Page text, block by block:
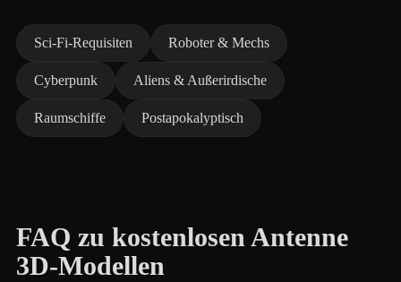
Sci-Fi-Requisiten Roboter & Mechs
Cyberpunk Aliens & Außerirdische
Raumschiffe Postapokalyptisch
FAQ zu kostenlosen Antenne
3D-Modellen